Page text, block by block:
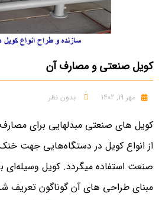
کویل صنعتی و مصارف آن
مهر 19, 1402 بدون نظر
کویل های صنعتی مبدلهایی برای
از انواع کویل در دستگاه‌هایی جهت
صنعت استفاده میگردد. کویل وسیله‌ای
مبنای طراحی های آن گوناگون تعریف